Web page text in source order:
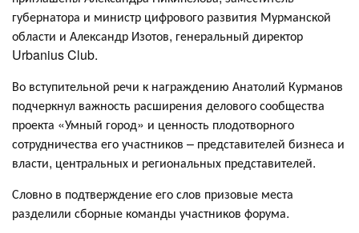
губернатора и министр цифрового развития Мурманской
области и Александр Изотов, генеральный директор
Urbanius Club.
Во вступительной речи к награждению Анатолий Курманов
подчеркнул важность расширения делового сообщества
проекта «Умный город» и ценность плодотворного
сотрудничества его участников – представителей бизнеса и
власти, центральных и региональных представителей.
Словно в подтверждение его слов призовые места
разделили сборные команды участников форума.